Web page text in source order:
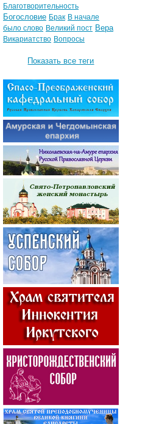
Благотворительность
Богословие Брак В начале
было слово Великий пост Вера
Викариатство Вопросы
Показать все теги